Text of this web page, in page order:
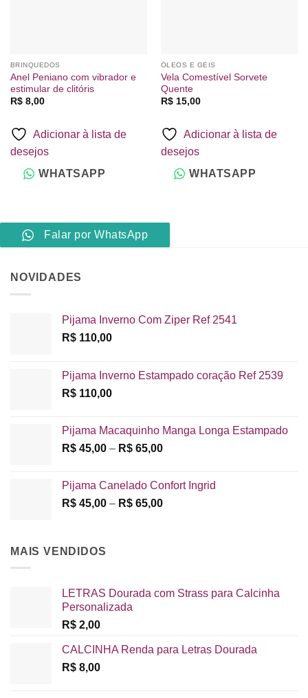
BRINQUEDOS
Anel Peniano com vibrador e
estimular de clitóris
R$8,00
Adicionar à lista de
desejos
WHATSAPP
ÓLEOS E GÉIS
Vela Comestível Sorvete
Quente
R$15,00
Adicionar à lista de
desejos
WHATSAPP
Falar por WhatsApp
NOVIDADES
Pijama Inverno Com Ziper Ref 2541
R$ 110,00
Pijama Inverno Estampado coração Ref 2539
R$ 110,00
Pijama Macaquinho Manga Longa Estampado
R$ 45,00 – R$ 65,00Faixa
R$ 45,00
através
Pijama Canelado Confort Ingrid
R$ 45,00 – R$ 65,00Faixa
MAIS VENDIDOS
LETRAS Dourada com Strass para Calcinha
Personalizada
R$ 2,00
CALCINHA Renda para Letras Dourada
R$ 8,00